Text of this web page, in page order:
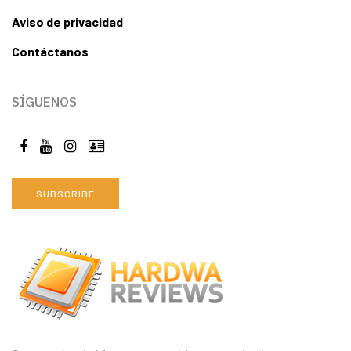
Aviso de privacidad
Contáctanos
SÍGUENOS
SUBSCRIBE